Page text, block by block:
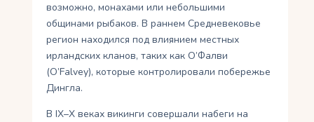
возможно, монахами или небольшими
общинами рыбаков. В раннем Средневековье
регион находился под влиянием местных
ирландских кланов, таких как О’Фалви
(O’Falvey), которые контролировали побережье
Дингла.
В IX–X веках викинги совершали набеги на